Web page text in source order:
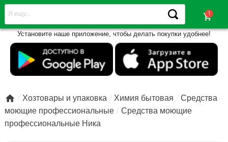
shopping_cart
Установите наше приложение, чтобы делать покупки удобнее!
 Хозтовары и упаковка Химия бытовая
Средства
моющие профессиональные
Средства моющие
профессиональные Ника